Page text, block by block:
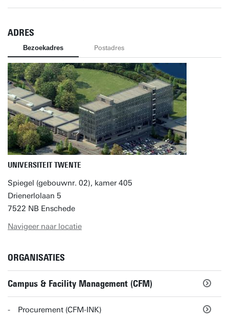
ADRES
Bezoekadres Postadres
UNIVERSITEIT TWENTE
Spiegel (gebouwnr. 02), kamer 405
Drienerlolaan 5
7522 NB Enschede
Navigeer naar locatie
ORGANISATIES
Campus & Facility Management (CFM)
Procurement (CFM-INK)